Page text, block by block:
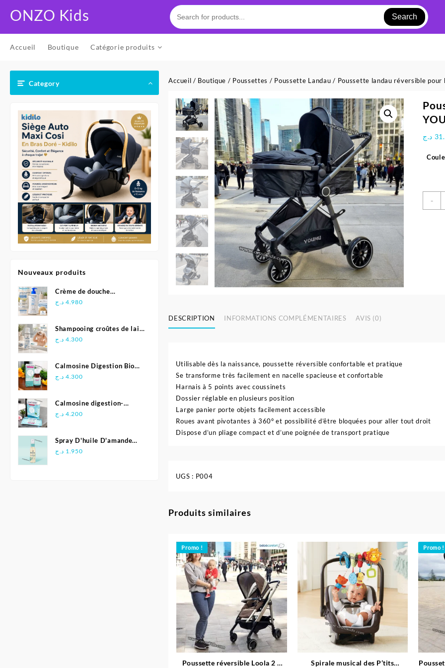
ONZO Kids Search
Accueil Boutique Catégorie produits
Category
Nouveaux produits
Crème de douche
Relipidante - Neutraderm
4.980 د.ج
Shampooing croûtes de lait
- Biolane
4.300 د.ج
Calmosine Digestion Bio
Bébé 100 ml
4.300 د.ج
Calmosine digestion-
Biolane
4.200 د.ج
Spray D'huile D'amande
Douce - Biolane
1.950 د.ج
Accueil / Boutique / Poussettes / Poussette Landau / Poussette landau réversible pour
د.ج
-
DESCRIPTION INFORMATIONS COMPLÉMENTAIRES AVIS (0)
Utilisable dès la naissance, poussette réversible confortable et pratique
Se transforme très facilement en nacelle spacieuse et confortable
Harnais à 5 points avec coussinets
Dossier réglable en plusieurs position
Large panier porte objets facilement accessible
Roues avant pivotantes à 360° et possibilité d’être bloquées pour aller tout droit
Dispose d’un pliage compact et d’une poignée de transport pratique
UGS : P004
Produits similaires
Promo !
Poussette réversible Loola 2 –
Spirale musical des P’tits
Promo !